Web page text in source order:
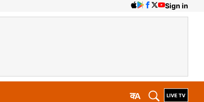
Sign in
A
क